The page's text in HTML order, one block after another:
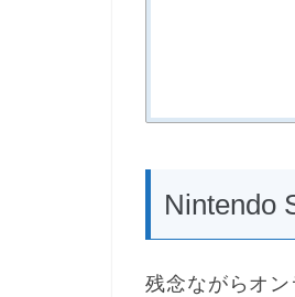
Nintendo
残念ながらオ